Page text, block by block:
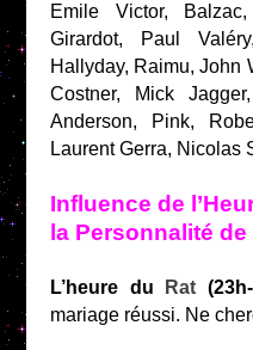
Emile Victor,
Girardot, Paul
Hallyday, Raimu, John
Costner, Mick
Anderson, Pink,
Laurent Gerra, Nicolas
Influence de
la Personnalité
L’heure du Rat
mariage réussi. Ne